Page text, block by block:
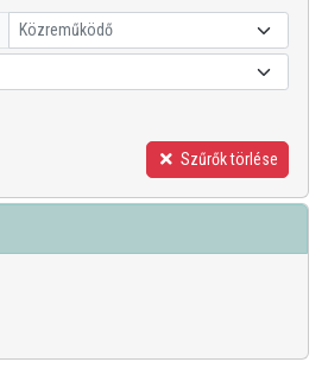
Közreműködő
Szűrők törlése